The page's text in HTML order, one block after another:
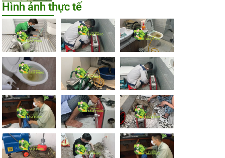
Hình ảnh thực tế